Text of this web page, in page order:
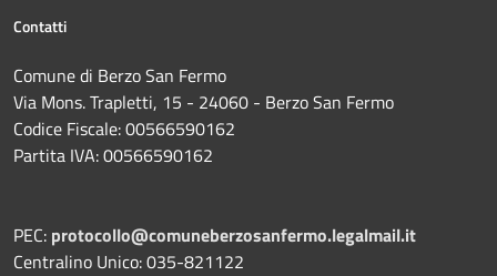
Contatti
Comune di Berzo San Fermo
Via Mons. Trapletti, 15 - 24060 - Berzo San Fermo
Codice Fiscale: 00566590162
Partita IVA: 00566590162
PEC: protocollo@comuneberzosanfermo.legalmail.it
Centralino Unico: 035-821122